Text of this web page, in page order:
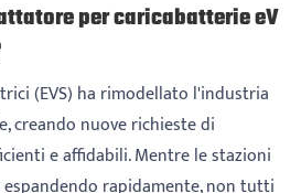
per caricabatterie eV
(EVS) ha rimodellato l'industria
creando nuove richieste di
e affidabili. Mentre le stazioni